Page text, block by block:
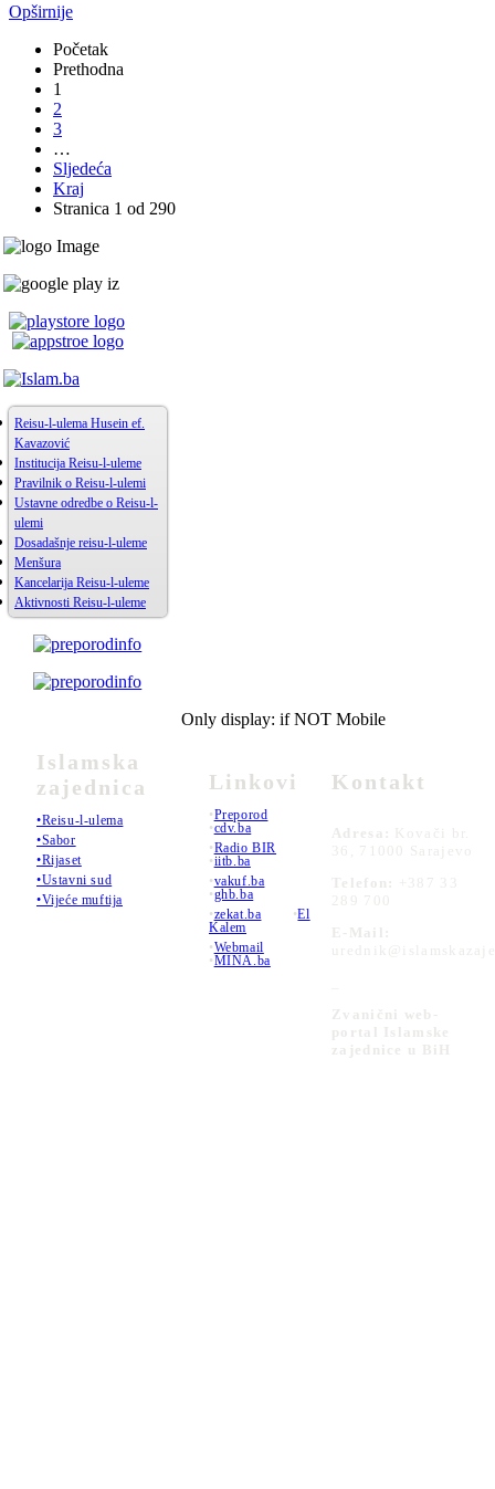
Opširnije
Početak
Prethodna
1
2
3
…
Sljedeća
Kraj
Stranica 1 od 290
Reisu-l-ulema Husein ef.
Kavazović
Institucija Reisu-l-uleme
Pravilnik o Reisu-l-ulemi
Ustavne odredbe o Reisu-l-
ulemi
Dosadašnje reisu-l-uleme
Menšura
Kancelarija Reisu-l-uleme
Aktivnosti Reisu-l-uleme
Islamska
zajednica
•Reisu-l-ulema
•Sabor
•Rijaset
•Ustavni sud
•Vijeće muftija
Only display: if NOT Mobile
Linkovi
•Preporod
•cdv.ba
•Radio BIR
•iitb.ba
•vakuf.ba
•ghb.ba
•zekat.ba •El
Kalem
•Webmail
•MINA.ba
Kontakt
Adresa:
Kovači br.
36, 71000 Sarajevo
Telefon:
+387 33
289 700
E-Mail:
Zvanični web-
portal Islamske
zajednice u BiH